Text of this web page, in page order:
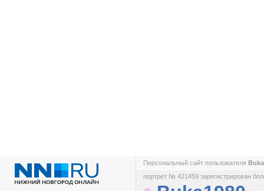
Персональный сайт пользователя
портрет № 421459 зарегистрирован